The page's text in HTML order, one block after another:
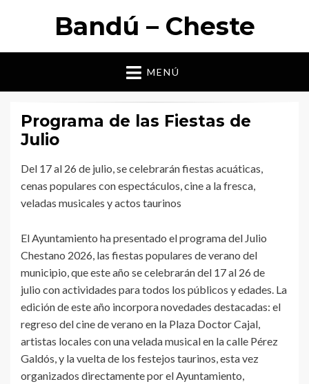
Bandú – Cheste
MENÚ
Programa de las Fiestas de
Julio
Del 17 al 26 de julio, se celebrarán fiestas acuáticas,
cenas populares con espectáculos, cine a la fresca,
veladas musicales y actos taurinos
El Ayuntamiento ha presentado el programa del Julio
Chestano 2026, las fiestas populares de verano del
municipio, que este año se celebrarán del 17 al 26 de
julio con actividades para todos los públicos y edades. La
edición de este año incorpora novedades destacadas: el
regreso del cine de verano en la Plaza Doctor Cajal,
artistas locales con una velada musical en la calle Pérez
Galdós, y la vuelta de los festejos taurinos, esta vez
organizados directamente por el Ayuntamiento,